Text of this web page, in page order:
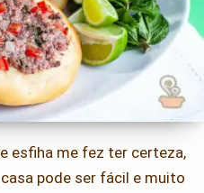
esfiha me fez ter certeza,
pode ser fácil e muito